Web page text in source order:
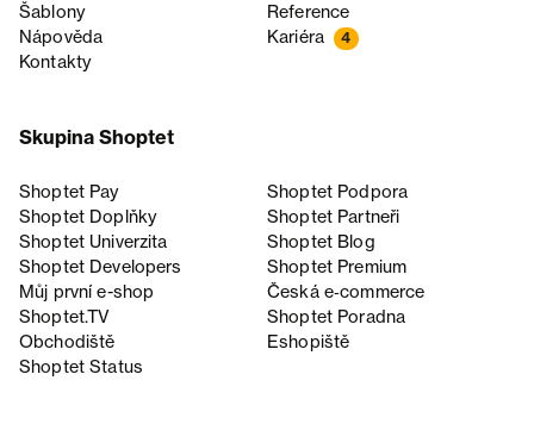
Šablony
Reference
Nápověda
Kariéra 4
Kontakty
Skupina Shoptet
Shoptet Pay
Shoptet Podpora
Shoptet Doplňky
Shoptet Partneři
Shoptet Univerzita
Shoptet Blog
Shoptet Developers
Shoptet Premium
Můj první e-shop
Česká e‑commerce
Shoptet.TV
Shoptet Poradna
Obchodiště
Eshopiště
Shoptet Status